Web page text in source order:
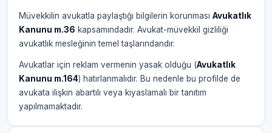
Müvekkilin avukatla paylaştığı bilgilerin korunması Avukatlık
Kanunu m.36 kapsamındadır. Avukat-müvekkil gizliliği
avukatlık mesleğinin temel taşlarındandır.
Avukatlar için reklam vermenin yasak olduğu (Avukatlık
Kanunu m.164) hatırlanmalıdır. Bu nedenle bu profilde de
avukata ilişkin abartılı veya kıyaslamalı bir tanıtım
yapılmamaktadır.